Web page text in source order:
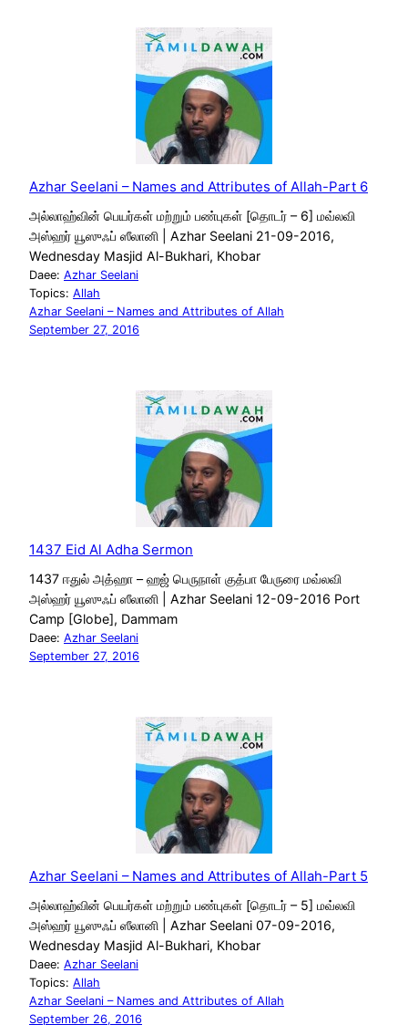
Azhar Seelani – Names and Attributes of Allah-Part 6
அல்லாஹ்வின் பெயர்கள் மற்றும் பண்புகள் [தொடர் – 6] மவ்லவி
அஸ்ஹர் யூஸுஃப் ஸீலானி | Azhar Seelani 21-09-2016,
Wednesday Masjid Al-Bukhari, Khobar
Daee: Azhar Seelani
Topics: Allah
Azhar Seelani – Names and Attributes of Allah
September 27, 2016
1437 Eid Al Adha Sermon
1437 ஈதுல் அத்ஹா – ஹஜ் பெருநாள் குத்பா பேருரை மவ்லவி
அஸ்ஹர் யூஸுஃப் ஸீலானி | Azhar Seelani 12-09-2016 Port
Camp [Globe], Dammam
Daee: Azhar Seelani
September 27, 2016
Azhar Seelani – Names and Attributes of Allah-Part 5
அல்லாஹ்வின் பெயர்கள் மற்றும் பண்புகள் [தொடர் – 5] மவ்லவி
அஸ்ஹர் யூஸுஃப் ஸீலானி | Azhar Seelani 07-09-2016,
Wednesday Masjid Al-Bukhari, Khobar
Daee: Azhar Seelani
Topics: Allah
Azhar Seelani – Names and Attributes of Allah
September 26, 2016